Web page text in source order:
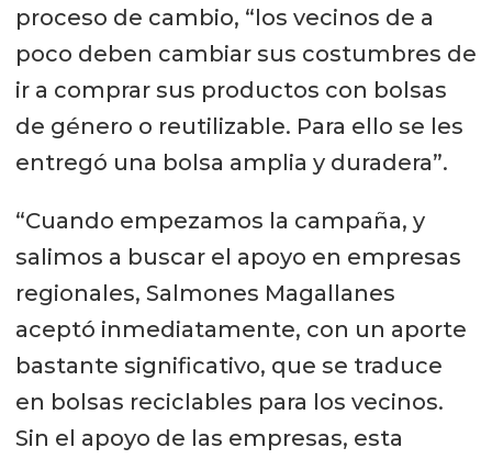
proceso de cambio, “los vecinos de a
poco deben cambiar sus costumbres de
ir a comprar sus productos con bolsas
de género o reutilizable. Para ello se les
entregó una bolsa amplia y duradera”.
“Cuando empezamos la campaña, y
salimos a buscar el apoyo en empresas
regionales, Salmones Magallanes
aceptó inmediatamente, con un aporte
bastante significativo, que se traduce
en bolsas reciclables para los vecinos.
Sin el apoyo de las empresas, esta